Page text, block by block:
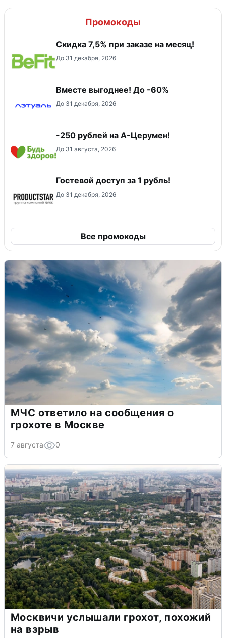
Промокоды
Скидка 7,5% при заказе на месяц!
До 31 декабря, 2026
Вместе выгоднее! До -60%
До 31 декабря, 2026
-250 рублей на А-Церумен!
До 31 августа, 2026
Гостевой доступ за 1 рубль!
До 31 декабря, 2026
Все промокоды
МЧС ответило на сообщения о
грохоте в Москве
7 августа 0
Москвичи услышали грохот, похожий
на взрыв